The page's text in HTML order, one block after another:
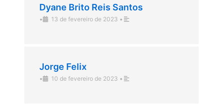
Dyane Brito Reis Santos
• 13 de fevereiro de 2023 •
Jorge Felix
• 10 de fevereiro de 2023 •